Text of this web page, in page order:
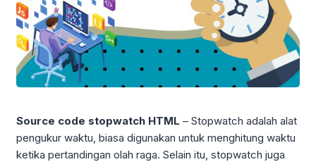
Source code stopwatch HTML – Stopwatch adalah alat
pengukur waktu, biasa digunakan untuk menghitung waktu
ketika pertandingan olah raga. Selain itu, stopwatch juga